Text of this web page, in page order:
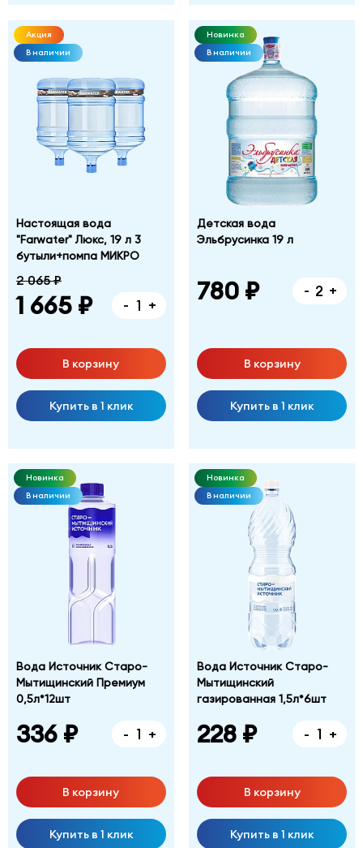
Акция
В наличии
Настоящая вода
"Farwater" Люкс, 19 л 3
бутыли+помпа МИКРО
2 065 ₽
1 665 ₽ - +
В корзину
Купить в 1 клик
Новинка
В наличии
Детская вода
Эльбрусинка 19 л
780 ₽ - +
В корзину
Купить в 1 клик
Новинка
В наличии
Вода Источник Старо-
Мытищинский Премиум
0,5л*12шт
336 ₽ - +
В корзину
Купить в 1 клик
Новинка
В наличии
Вода Источник Старо-
Мытищинский
газированная 1,5л*6шт
228 ₽ - +
В корзину
Купить в 1 клик